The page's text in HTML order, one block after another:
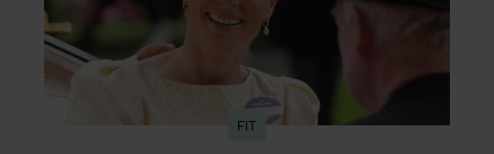
FIT